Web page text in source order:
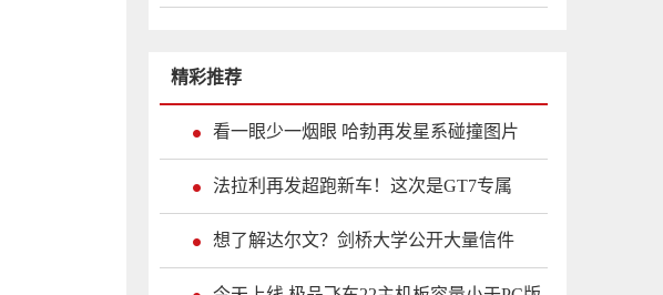
精彩推荐
看一眼少一烟眼 哈勃再发星系碰撞图片
法拉利再发超跑新车！这次是GT7专属
想了解达尔文？剑桥大学公开大量信件